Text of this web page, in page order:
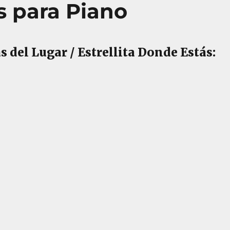
para Piano
del Lugar / Estrellita Donde Estás: